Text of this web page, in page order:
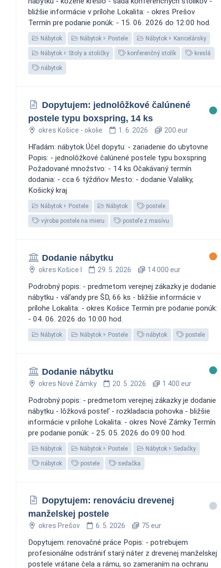
bližšie informácie v prílohe Lokalita: - okres Prešov
Termín pre podanie ponúk: - 15. 06. 2026 do 12:00 hod.
Nábytok Nábytok Postele Nábytok Kancelársky
Nábytok Stoly a stoličky konferenčný stolík kreslá
nábytok
Dopytujem: jednolôžkové čalúnené
postele typu boxspring, 14 ks
okres Košice - okolie 1. 6. 2026 200 eur
Hľadám: nábytok Účel dopytu: - zariadenie do ubytovne
Popis: - jednolôžkové čalúnené postele typu boxspring
Požadované množstvo: - 14 ks Očakávaný termín
dodania: - cca 6 týždňov Mesto: - dodanie Valaliky,
Košický kraj
Nábytok Postele Nábytok postele
výroba postele na mieru posteľe z masívu
Dodanie nábytku
okres Košice I 29. 5. 2026 14 000 eur
Podrobný popis: - predmetom verejnej zákazky je dodanie
nábytku - váľandy pre ŠD, 66 ks - bližšie informácie v
prílohe Lokalita: - okres Košice Termín pre podanie ponúk:
- 04. 06. 2026 do 10:00 hod.
Nábytok Nábytok Postele nábytok postele
Dodanie nábytku
okres Nové Zámky 20. 5. 2026 1 400 eur
Podrobný popis: - predmetom verejnej zákazky je dodanie
nábytku - lôžková posteľ - rozkladacia pohovka - bližšie
informácie v prílohe Lokalita: - okres Nové Zámky Termín
pre podanie ponúk: - 25. 05. 2026 do 09:00 hod.
Nábytok Nábytok Postele Nábytok Sedačky
nábytok postele sedačka
Dopytujem: renováciu drevenej
manželskej postele
okres Prešov 6. 5. 2026 75 eur
Dopytujem: renovačné práce Popis: - potrebujem
profesionálne odstrániť starý náter z drevenej manželskej
postele vrátane čela a rámu, so zameraním na ochranu